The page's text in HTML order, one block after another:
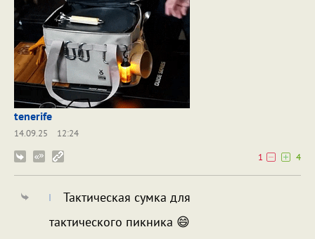
tenerife
14.09.25
12:24
1
4
Тактическая сумка для
тактического пикника 😄